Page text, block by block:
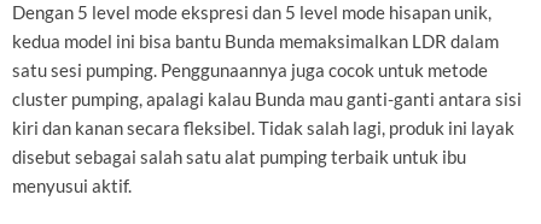
Dengan 5 level mode ekspresi dan 5 level mode hisapan unik,
kedua model ini bisa bantu Bunda memaksimalkan LDR dalam
satu sesi pumping. Penggunaannya juga cocok untuk metode
cluster pumping, apalagi kalau Bunda mau ganti-ganti antara sisi
kiri dan kanan secara fleksibel. Tidak salah lagi, produk ini layak
disebut sebagai salah satu alat pumping terbaik untuk ibu
menyusui aktif.